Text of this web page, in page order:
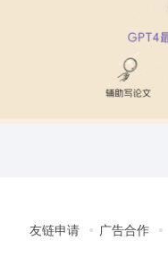
友链申请 广告合作